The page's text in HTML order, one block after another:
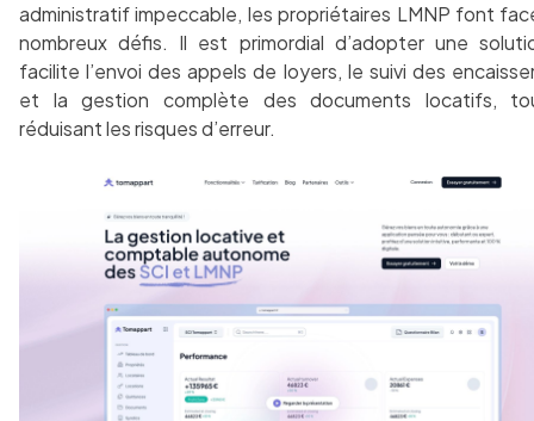
administratif impeccable, les propriétaires LMNP font
nombreux défis. Il est primordial d’adopter une
facilite l’envoi des appels de loyers, le suivi des
et la gestion complète des documents locatifs,
réduisant les risques d’erreur.